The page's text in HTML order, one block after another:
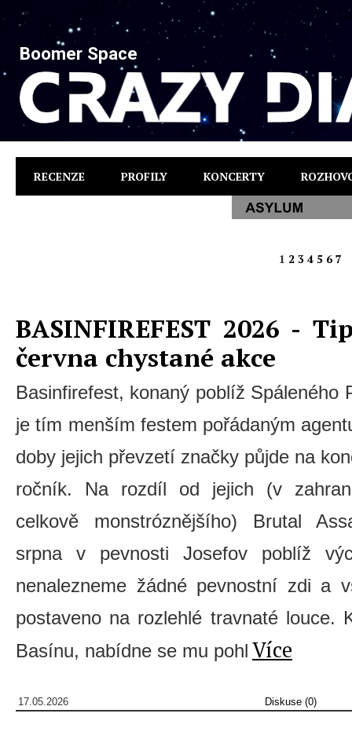
Boomer Space
RECENZE PROFILY KONCERTY
1 2 3 4 5 6 7
BASINFIREFEST 2026 -
června chystané akce
Basinfirefest, konaný poblíž Spáleného
je tím menším festem pořádaným
doby jejich převzetí značky půjde na
ročník. Na rozdíl od jejich (v
celkově monstróznějšího) Brutal
srpna v pevnosti Josefov poblíž
nenalezneme žádné pevnostní zdi
postaveno na rozlehlé travnaté louce.
Basínu, nabídne se mu pohl Více
17.05.2026 Diskuse (0)